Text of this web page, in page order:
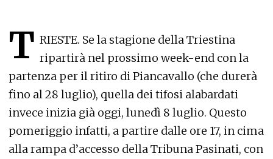
T RIESTE. Se la stagione della Triestina
ripartirà nel prossimo week-end con la
partenza per il ritiro di Piancavallo (che durerà
fino al 28 luglio), quella dei tifosi alabardati
invece inizia già oggi, lunedì 8 luglio. Questo
pomeriggio infatti, a partire dalle ore 17, in cima
alla rampa d’accesso della Tribuna Pasinati, con